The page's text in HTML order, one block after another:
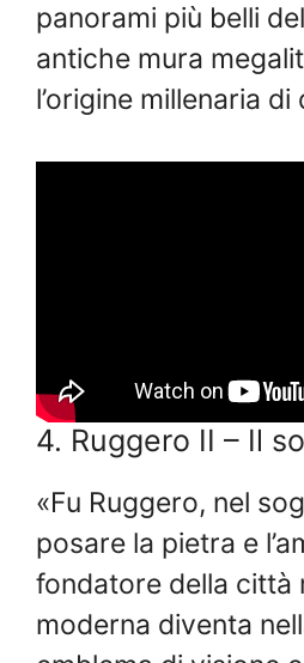
panorami più belli
antiche mura
l’origine millenaria
4. Ruggero II – Il
«Fu Ruggero, nel
posare la pietra e
fondatore della città
moderna diventa